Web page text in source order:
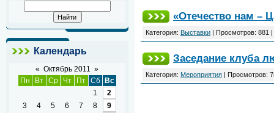
Календарь
« Октябрь 2011
»
Пн
Вт Ср Чт Пт Сб Вс
1
2
3
4 5 6 7 8
9
«Отечество нам –
Категория: Выставки | Просмотров: 881
Заседание клуба
Категория: Мероприятия | Просмотров: